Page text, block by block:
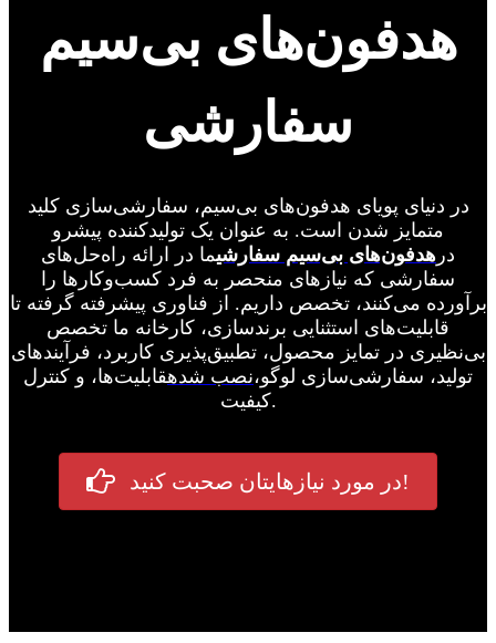
هدفون‌های بی‌سیم
سفارشی
در دنیای پویای هدفون‌های بی‌سیم، سفارشی‌سازی کلید
متمایز شدن است. به عنوان یک تولیدکننده پیشرو
در هدفون‌های بی‌سیم سفارشیما در ارائه راه‌حل‌های
سفارشی که نیازهای منحصر به فرد کسب‌وکارها را
برآورده می‌کنند، تخصص داریم. از فناوری پیشرفته گرفته تا
قابلیت‌های استثنایی برندسازی، کارخانه ما تخصص
بی‌نظیری در تمایز محصول، تطبیق‌پذیری کاربرد، فرآیندهای
تولید، سفارشی‌سازی لوگو،نصب شدهقابلیت‌ها، و کنترل
کیفیت.
در مورد نیازهایتان صحبت کنید!